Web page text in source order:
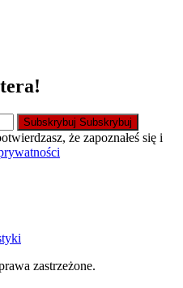
Subskrybuj Subskrybuj
że zapoznałeś się i
zastrzeżone.